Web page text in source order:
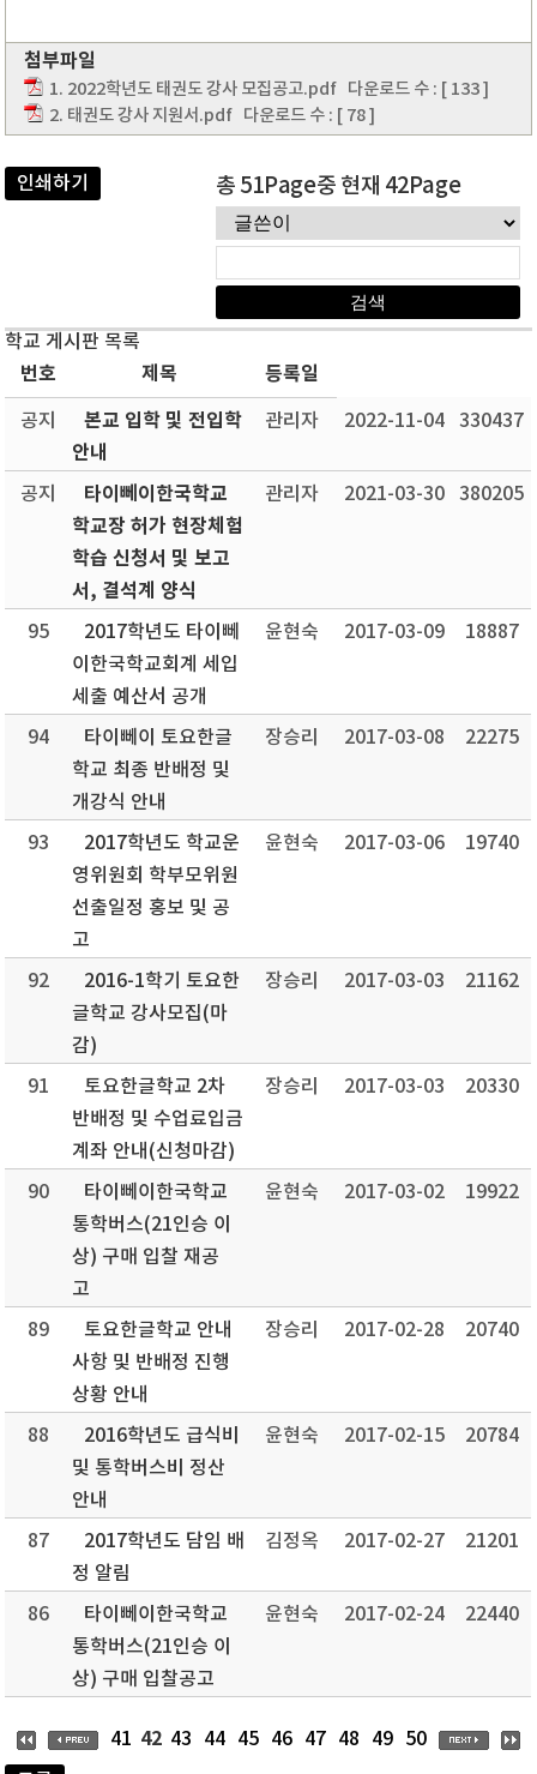
첨부파일
1. 2022학년도 태권도 강사 모집공고.pdf 다운로드 수 : [ 133 ]
2. 태권도 강사 지원서.pdf 다운로드 수 : [ 78 ]
인쇄하기 총 51Page중 현재 42Page
학교 게시판 목록
번호 제목 등록일
공지
본교 입학 및 전입학
안내
관리자 2022-11-04 330437
공지
타이뻬이한국학교
학교장 허가 현장체험
학습 신청서 및 보고
서, 결석계 양식
관리자 2021-03-30 380205
95
2017학년도 타이뻬
이한국학교회계 세입
세출 예산서 공개
윤현숙 2017-03-09 18887
94
타이뻬이 토요한글
학교 최종 반배정 및
개강식 안내
장승리 2017-03-08 22275
93
2017학년도 학교운
영위원회 학부모위원
선출일정 홍보 및 공
고
윤현숙 2017-03-06 19740
92
2016-1학기 토요한
글학교 강사모집(마
감)
장승리 2017-03-03 21162
91
토요한글학교 2차
반배정 및 수업료입금
계좌 안내(신청마감)
장승리 2017-03-03 20330
90
타이뻬이한국학교
통학버스(21인승 이
상) 구매 입찰 재공
고
윤현숙 2017-03-02 19922
89
토요한글학교 안내
사항 및 반배정 진행
상황 안내
장승리 2017-02-28 20740
88
2016학년도 급식비
및 통학버스비 정산
안내
윤현숙 2017-02-15 20784
87
2017학년도 담임 배
정 알림
김정옥 2017-02-27 21201
86
타이뻬이한국학교
통학버스(21인승 이
상) 구매 입찰공고
윤현숙 2017-02-24 22440
41 42 43 44 45 46 47 48 49
50